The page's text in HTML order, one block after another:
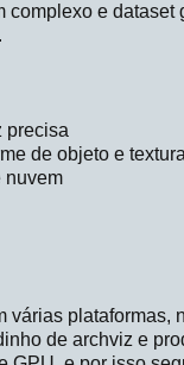
e dataset
precisa
de objeto e textura
nuvem
várias plataformas,
de archviz e